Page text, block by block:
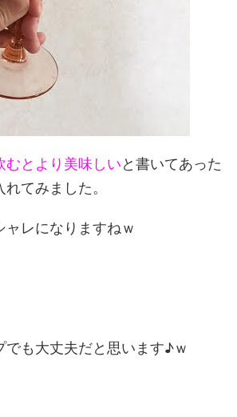
むとより美味しいと書いてあった
てみました。
レになりますねｗ
でも大丈夫だと思います♪ｗ